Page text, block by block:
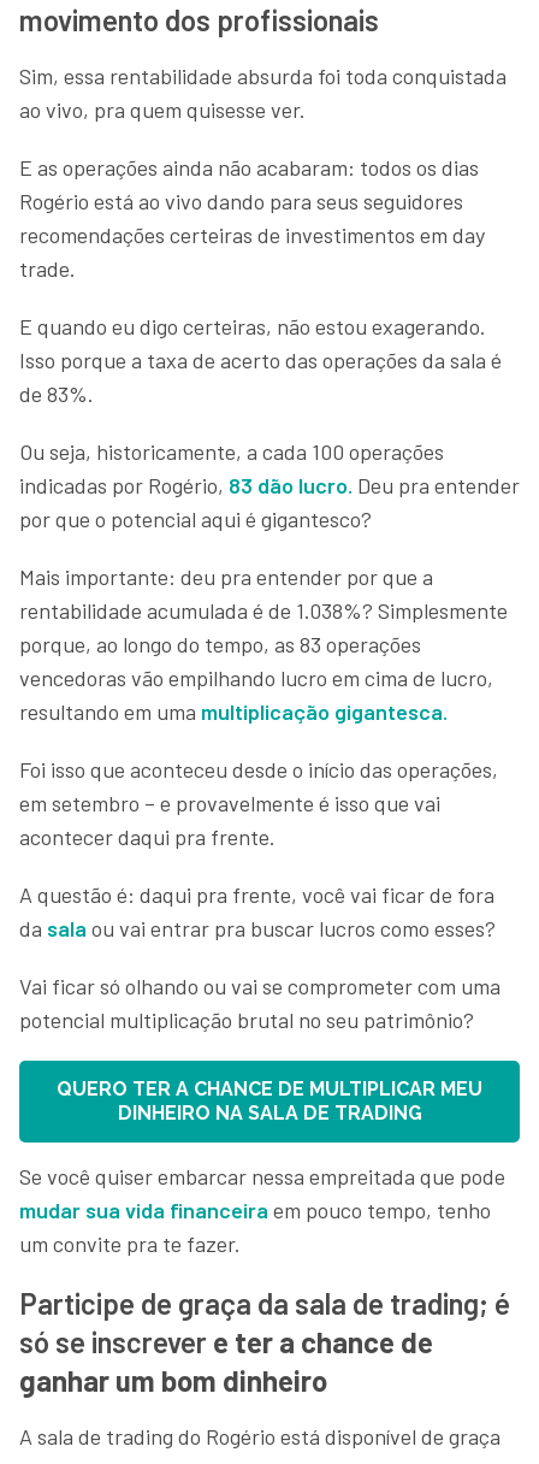
movimento dos profissionais
Sim, essa rentabilidade absurda foi toda conquistada
ao vivo, pra quem quisesse ver.
E as operações ainda não acabaram: todos os dias
Rogério está ao vivo dando para seus seguidores
recomendações certeiras de investimentos em day
trade.
E quando eu digo certeiras, não estou exagerando.
Isso porque a taxa de acerto das operações da sala é
de 83%.
Ou seja, historicamente, a cada 100 operações
indicadas por Rogério, 83 dão lucro. Deu pra entender
por que o potencial aqui é gigantesco?
Mais importante: deu pra entender por que a
rentabilidade acumulada é de 1.038%? Simplesmente
porque, ao longo do tempo, as 83 operações
vencedoras vão empilhando lucro em cima de lucro,
resultando em uma multiplicação gigantesca.
Foi isso que aconteceu desde o início das operações,
em setembro – e provavelmente é isso que vai
acontecer daqui pra frente.
A questão é: daqui pra frente, você vai ficar de fora
da sala ou vai entrar pra buscar lucros como esses?
Vai ficar só olhando ou vai se comprometer com uma
potencial multiplicação brutal no seu patrimônio?
QUERO TER A CHANCE DE MULTIPLICAR MEU
DINHEIRO NA SALA DE TRADING
Se você quiser embarcar nessa empreitada que pode
mudar sua vida financeira em pouco tempo, tenho
um convite pra te fazer.
Participe de graça da sala de trading; é
só se inscrever e ter a chance de
ganhar um bom dinheiro
A sala de trading do Rogério está disponível de graça